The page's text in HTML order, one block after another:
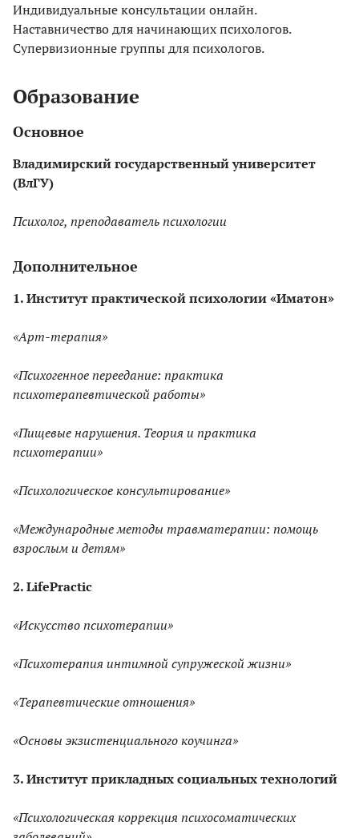
Индивидуальные консультации онлайн.
Наставничество для начинающих психологов.
Супервизионные группы для психологов.
Образование
Основное
Владимирский государственный университет
(ВлГУ)
Психолог, преподаватель психологии
Дополнительное
1. Институт практической психологии «Иматон»
«Арт-терапия»
«Психогенное переедание: практика
психотерапевтической работы»
«Пищевые нарушения. Теория и практика
психотерапии»
«Психологическое консультирование»
«Международные методы травматерапии: помощь
взрослым и детям»
2. LifePractic
«Искусство психотерапии»
«Психотерапия интимной супружеской жизни»
«Терапевтические отношения»
«Основы экзистенциального коучинга»
3. Институт прикладных социальных технологий
«Психологическая коррекция психосоматических